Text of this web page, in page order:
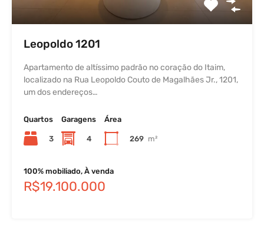
Leopoldo 1201
Apartamento de altíssimo padrão no coração do Itaim,
localizado na Rua Leopoldo Couto de Magalhães Jr., 1201,
um dos endereços…
Quartos
3
Garagens
4
Área
269 m²
100% mobiliado, À venda
R$19.100.000